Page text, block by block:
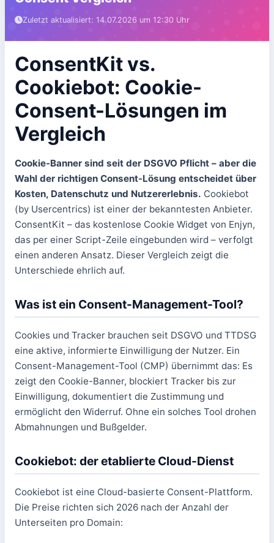
Zuletzt aktualisiert: 14.07.2026 um 12:30 Uhr
ConsentKit vs.
Cookiebot: Cookie-
Consent-Lösungen im
Vergleich
Cookie-Banner sind seit der DSGVO Pflicht – aber die
Wahl der richtigen Consent-Lösung entscheidet über
Kosten, Datenschutz und Nutzererlebnis. Cookiebot
(by Usercentrics) ist einer der bekanntesten Anbieter.
ConsentKit – das kostenlose Cookie Widget von Enjyn,
das per einer Script-Zeile eingebunden wird – verfolgt
einen anderen Ansatz. Dieser Vergleich zeigt die
Unterschiede ehrlich auf.
Was ist ein Consent-Management-Tool?
Cookies und Tracker brauchen seit DSGVO und TTDSG
eine aktive, informierte Einwilligung der Nutzer. Ein
Consent-Management-Tool (CMP) übernimmt das: Es
zeigt den Cookie-Banner, blockiert Tracker bis zur
Einwilligung, dokumentiert die Zustimmung und
ermöglicht den Widerruf. Ohne ein solches Tool drohen
Abmahnungen und Bußgelder.
Cookiebot: der etablierte Cloud-Dienst
Cookiebot ist eine Cloud-basierte Consent-Plattform.
Die Preise richten sich 2026 nach der Anzahl der
Unterseiten pro Domain: